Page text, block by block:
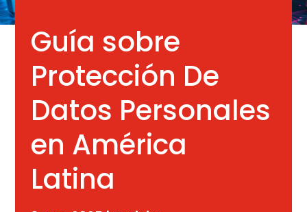
Guía sobre
Protección De
Datos Personales
en América
Latina